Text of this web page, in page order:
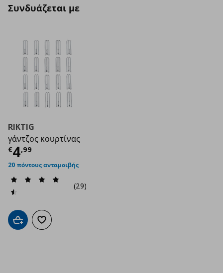
Συνδυάζεται με
RIKTIG
γάντζος κουρτίνας
€4,99
Τρέχουσα τιμή
20 πόντους ανταμοιβής
(29)
Προσθήκη στο καλάθι
Προσθήκη στα αγαπημένα